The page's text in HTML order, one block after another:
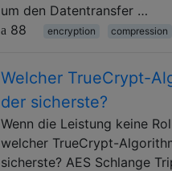
um den Datentransfer …
88
encryption compression
Welcher TrueCrypt-
der sicherste?
Wenn die Leistung keine
welcher TrueCrypt-
sicherste? AES Schlange